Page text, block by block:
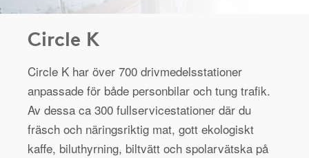
Circle K
Circle K har över 700 drivmedelsstationer
anpassade för både personbilar och tung trafik.
Av dessa ca 300 fullservicestationer där du
fräsch och näringsriktig mat, gott ekologiskt
kaffe, biluthyrning, biltvätt och spolarvätska på